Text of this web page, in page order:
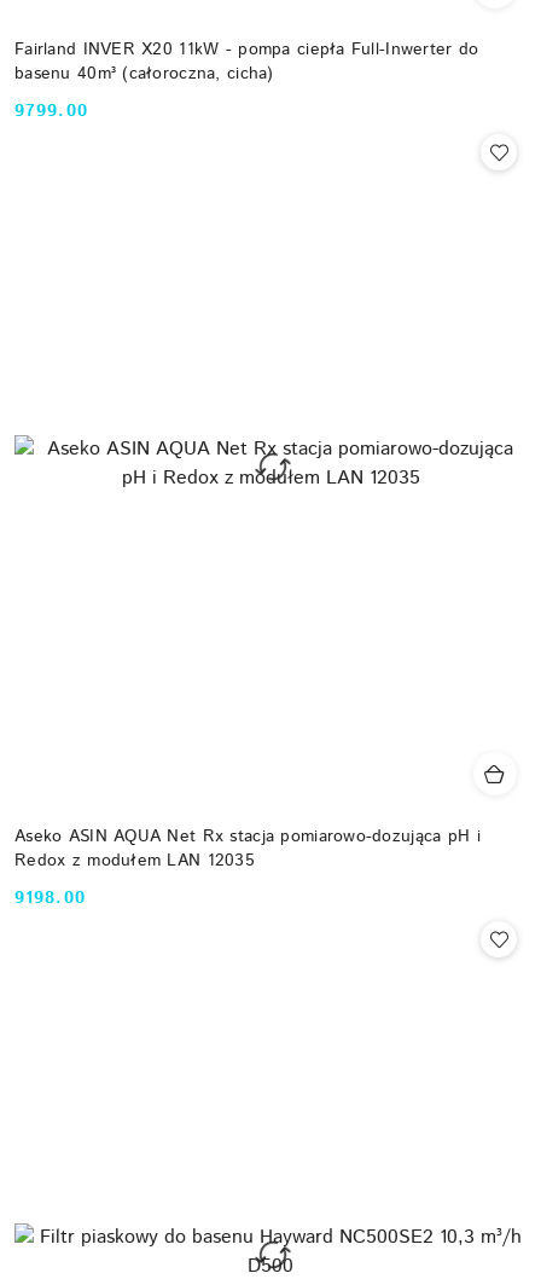
Fairland INVER X20 11kW - pompa ciepła Full-Inwerter do
basenu 40m³ (całoroczna, cicha)
Cena:
9799.00
Aseko ASIN AQUA Net Rx stacja pomiarowo-dozująca pH i
Redox z modułem LAN 12035
Cena:
9198.00